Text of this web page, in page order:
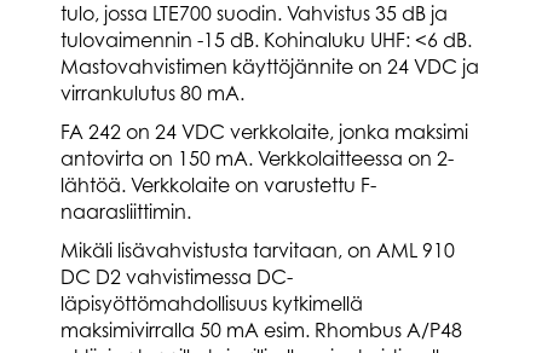
tulo, jossa LTE700 suodin. Vahvistus 35 dB ja
tulovaimennin -15 dB. Kohinaluku UHF: <6 dB.
Mastovahvistimen käyttöjännite on 24 VDC ja
virrankulutus 80 mA.
FA 242 on 24 VDC verkkolaite, jonka maksimi
antovirta on 150 mA. Verkkolaitteessa on 2-
lähtöä. Verkkolaite on varustettu F-
naarasliittimin.
Mikäli lisävahvistusta tarvitaan, on AML 910
DC D2 vahvistimessa DC-
läpisyöttömahdollisuus kytkimellä
maksimivirralla 50 mA esim. Rhombus A/P48